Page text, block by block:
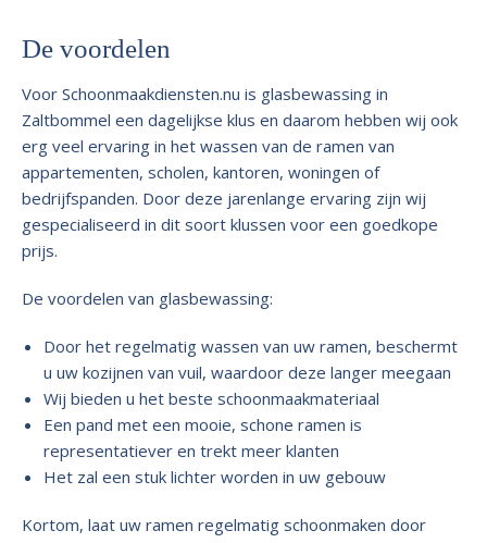
De voordelen
Voor Schoonmaakdiensten.nu is glasbewassing in
Zaltbommel een dagelijkse klus en daarom hebben wij ook
erg veel ervaring in het wassen van de ramen van
appartementen, scholen, kantoren, woningen of
bedrijfspanden. Door deze jarenlange ervaring zijn wij
gespecialiseerd in dit soort klussen voor een goedkope
prijs.
De voordelen van glasbewassing:
Door het regelmatig wassen van uw ramen, beschermt
u uw kozijnen van vuil, waardoor deze langer meegaan
Wij bieden u het beste schoonmaakmateriaal
Een pand met een mooie, schone ramen is
representatiever en trekt meer klanten
Het zal een stuk lichter worden in uw gebouw
Kortom, laat uw ramen regelmatig schoonmaken door